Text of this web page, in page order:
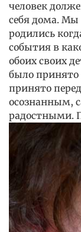
человек
себя дома. Мы
родились
события в
обоих своих
было принято
принято
осознанным,
радостными.